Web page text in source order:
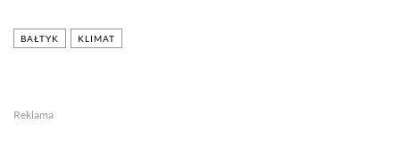
BAŁTYK KLIMAT
Reklama